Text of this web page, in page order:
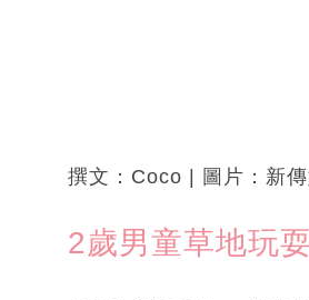
撰文：Coco | 圖片：新
2歲男童草地玩